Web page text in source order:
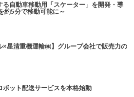
る自動車移動用「スケーター」を開発・導
約5分で移動可能に～
×星清重機運輸㈱】グループ会社で販売力の
ット配送サービスを本格始動